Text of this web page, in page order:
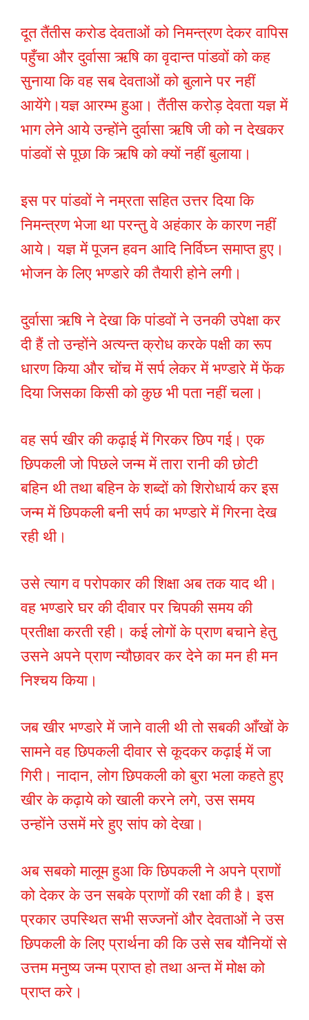
दूत तैंतीस करोड देवताओं को निमन्त्रण देकर वापिस
पहुँचा और दुर्वासा ऋषि का वृदान्त पांडवों को कह
सुनाया कि वह सब देवताओं को बुलाने पर नहीं
आयेंगे।यज्ञ आरम्भ हुआ। तैंतीस करोड़ देवता यज्ञ में
भाग लेने आये उन्होंने दुर्वासा ऋषि जी को न देखकर
पांडवों से पूछा कि ऋषि को क्यों नहीं बुलाया।
इस पर पांडवों ने नम्रता सहित उत्तर दिया कि
निमन्त्रण भेजा था परन्तु वे अहंकार के कारण नहीं
आये। यज्ञ में पूजन हवन आदि निर्विघ्न समाप्त हुए।
भोजन के लिए भण्डारे की तैयारी होने लगी।
दुर्वासा ऋषि ने देखा कि पांडवों ने उनकी उपेक्षा कर
दी हैं तो उन्होंने अत्यन्त क्रोध करके पक्षी का रूप
धारण किया और चोंच में सर्प लेकर में भण्डारे में फेंक
दिया जिसका किसी को कुछ भी पता नहीं चला।
वह सर्प खीर की कढ़ाई में गिरकर छिप गई। एक
छिपकली जो पिछले जन्म में तारा रानी की छोटी
बहिन थी तथा बहिन के शब्दों को शिरोधार्य कर इस
जन्म में छिपकली बनी सर्प का भण्डारे में गिरना देख
रही थी।
उसे त्याग व परोपकार की शिक्षा अब तक याद थी।
वह भण्डारे घर की दीवार पर चिपकी समय की
प्रतीक्षा करती रही। कई लोगों के प्राण बचाने हेतु
उसने अपने प्राण न्यौछावर कर देने का मन ही मन
निश्चय किया।
जब खीर भण्डारे में जाने वाली थी तो सबकी आँखों के
सामने वह छिपकली दीवार से कूदकर कढ़ाई में जा
गिरी। नादान, लोग छिपकली को बुरा भला कहते हुए
खीर के कढ़ाये को खाली करने लगे, उस समय
उन्होंने उसमें मरे हुए सांप को देखा।
अब सबको मालूम हुआ कि छिपकली ने अपने प्राणों
को देकर के उन सबके प्राणों की रक्षा की है। इस
प्रकार उपस्थित सभी सज्जनों और देवताओं ने उस
छिपकली के लिए प्रार्थना की कि उसे सब यौनियों से
उत्तम मनुष्य जन्म प्राप्त हो तथा अन्त में मोक्ष को
प्राप्त करे।